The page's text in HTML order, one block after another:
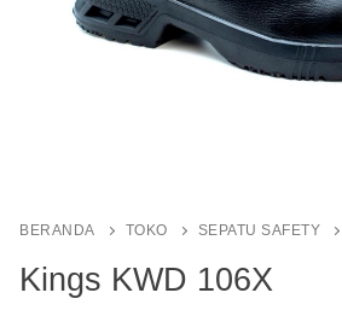
BERANDA TOKO SEPATU SAFETY
Kings KWD 106X